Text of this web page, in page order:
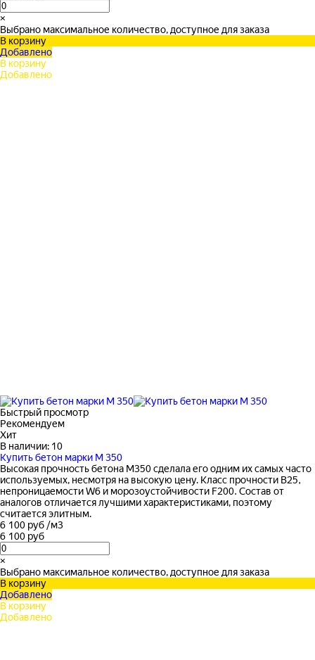
×
Выбрано максимальное количество, доступное для заказа
В корзину
Добавлено
В корзину
Добавлено
Быстрый просмотр
Рекомендуем
Хит
В наличии: 10
Купить бетон марки М 350
Высокая прочность бетона М350 сделала его одним их самых часто
используемых, несмотря на высокую цену. Класс прочности B25,
непроницаемости W6 и морозоустойчивости F200. Состав от
аналогов отличается лучшими характеристиками, поэтому
считается элитным.
6 100 руб /м3
6 100 руб
×
Выбрано максимальное количество, доступное для заказа
В корзину
Добавлено
В корзину
Добавлено